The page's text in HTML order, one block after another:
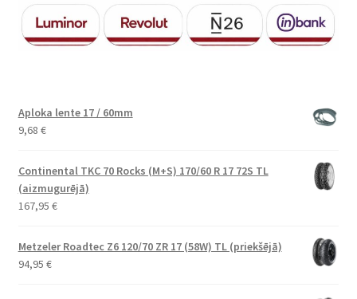
Aploka lente 17 / 60mm
9,68 €
Continental TKC 70 Rocks (M+S) 170/60 R 17 72S TL
(aizmugurējā)
167,95 €
Metzeler Roadtec Z6 120/70 ZR 17 (58W) TL (priekšējā)
94,95 €